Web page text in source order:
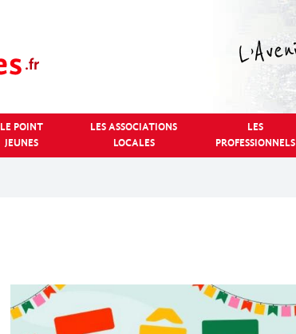
LE POINT
JEUNES
LES ASSOCIATIONS
LOCALES
LES
PROFESSIONNELS